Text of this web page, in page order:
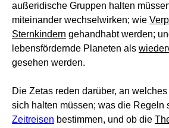
außeridische Gruppen halten
miteinander wechselwirken; wie
Sternkindern gehandhabt werden;
lebensfördernde Planeten als
gesehen werden.
Die Zetas reden darüber, an welches
sich halten müssen; was die Regeln
Zeitreisen bestimmen, und ob die